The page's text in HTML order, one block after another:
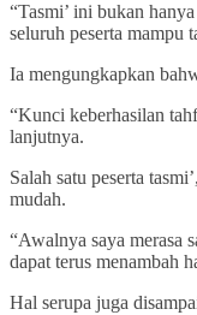
“Tasmi’ ini bukan
seluruh peserta mampu
Ia mengungkapkan
“Kunci keberhasilan
lanjutnya.
Salah satu peserta
mudah.
“Awalnya saya merasa
dapat terus menambah
Hal serupa juga